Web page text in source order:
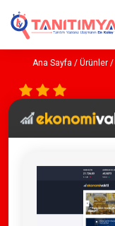
Ana Sayfa / Ürünler /